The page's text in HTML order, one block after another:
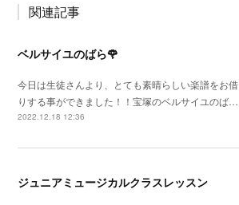
関連記事
ベルサイユのばら🌹
今日は生徒さんより、とても素晴らしい楽譜をお借
りする事ができました！！宝塚のベルサイユのば…
2022.12.18 12:36
ジュニアミュージカルクラスレッスン